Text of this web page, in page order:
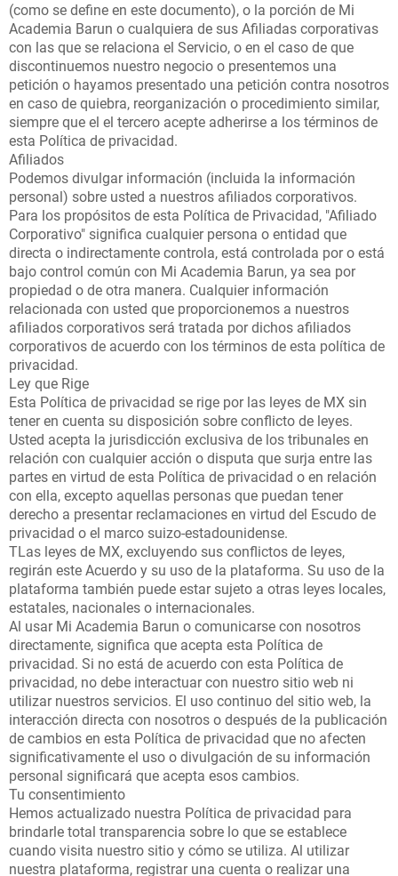
(como se define en este documento), o la porción de Mi
Academia Barun o cualquiera de sus Afiliadas corporativas
con las que se relaciona el Servicio, o en el caso de que
discontinuemos nuestro negocio o presentemos una
petición o hayamos presentado una petición contra nosotros
en caso de quiebra, reorganización o procedimiento similar,
siempre que el el tercero acepte adherirse a los términos de
esta Política de privacidad.
Afiliados
Podemos divulgar información (incluida la información
personal) sobre usted a nuestros afiliados corporativos.
Para los propósitos de esta Política de Privacidad, "Afiliado
Corporativo" significa cualquier persona o entidad que
directa o indirectamente controla, está controlada por o está
bajo control común con Mi Academia Barun, ya sea por
propiedad o de otra manera. Cualquier información
relacionada con usted que proporcionemos a nuestros
afiliados corporativos será tratada por dichos afiliados
corporativos de acuerdo con los términos de esta política de
privacidad.
Ley que Rige
Esta Política de privacidad se rige por las leyes de MX sin
tener en cuenta su disposición sobre conflicto de leyes.
Usted acepta la jurisdicción exclusiva de los tribunales en
relación con cualquier acción o disputa que surja entre las
partes en virtud de esta Política de privacidad o en relación
con ella, excepto aquellas personas que puedan tener
derecho a presentar reclamaciones en virtud del Escudo de
privacidad o el marco suizo-estadounidense.
TLas leyes de MX, excluyendo sus conflictos de leyes,
regirán este Acuerdo y su uso de la plataforma. Su uso de la
plataforma también puede estar sujeto a otras leyes locales,
estatales, nacionales o internacionales.
Al usar Mi Academia Barun o comunicarse con nosotros
directamente, significa que acepta esta Política de
privacidad. Si no está de acuerdo con esta Política de
privacidad, no debe interactuar con nuestro sitio web ni
utilizar nuestros servicios. El uso continuo del sitio web, la
interacción directa con nosotros o después de la publicación
de cambios en esta Política de privacidad que no afecten
significativamente el uso o divulgación de su información
personal significará que acepta esos cambios.
Tu consentimiento
Hemos actualizado nuestra Política de privacidad para
brindarle total transparencia sobre lo que se establece
cuando visita nuestro sitio y cómo se utiliza. Al utilizar
nuestra plataforma, registrar una cuenta o realizar una